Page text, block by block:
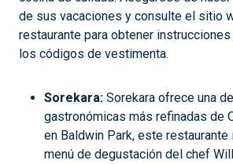
de sus vacaciones y consulte el sitio
restaurante para obtener
los códigos de vestimenta.
Sorekara: Sorekara ofrece una
gastronómicas más refinadas de
en Baldwin Park, este
menú de degustación del chef